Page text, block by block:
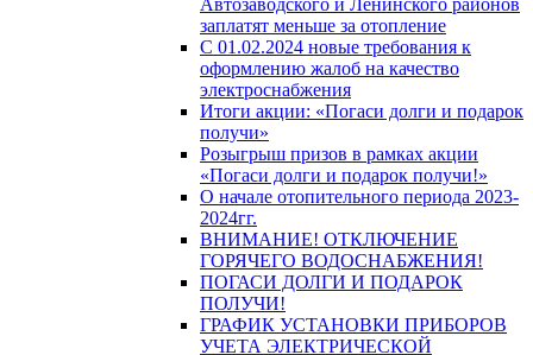
Автозаводского и Ленинского районов
заплатят меньше за отопление
С 01.02.2024 новые требования к
оформлению жалоб на качество
электроснабжения
Итоги акции: «Погаси долги и подарок
получи»
Розыгрыш призов в рамках акции
«Погаси долги и подарок получи!»
О начале отопительного периода 2023-
2024гг.
ВНИМАНИЕ! ОТКЛЮЧЕНИЕ
ГОРЯЧЕГО ВОДОСНАБЖЕНИЯ!
ПОГАСИ ДОЛГИ И ПОДАРОК
ПОЛУЧИ!
ГРАФИК УСТАНОВКИ ПРИБОРОВ
УЧЕТА ЭЛЕКТРИЧЕСКОЙ